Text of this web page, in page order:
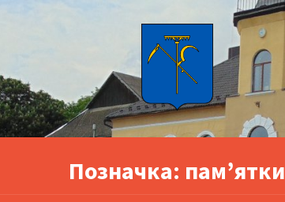
Позначка: пам’ятки